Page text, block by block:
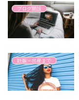
ブログ開設
妊娠～出産まで